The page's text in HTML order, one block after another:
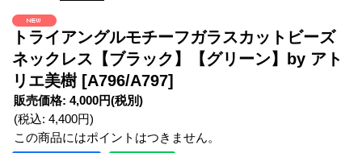
トライアングルモチーフガラスカットビーズ
ネックレス【ブラック】【グリーン】by アト
リエ美樹 [A796/A797]
販売価格: 4,000円(税別)
(税込: 4,400円)
この商品にはポイントはつきません。